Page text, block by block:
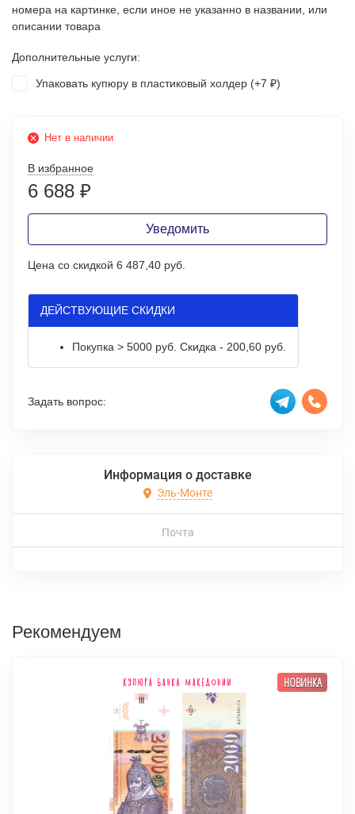
номера на картинке, если иное не указанно в названии, или
описании товара
Дополнительные услуги:
Упаковать купюру в пластиковый холдер (+7 ₽)
Нет в наличии
В избранное
6 688 ₽
Уведомить
Цена со скидкой 6 487,40 руб.
ДЕЙСТВУЮЩИЕ СКИДКИ
Покупка > 5000 руб. Скидка - 200,60 руб.
Задать вопрос:
Информация о доставке
Эль-Монте
Почта
Рекомендуем
НОВИНКА